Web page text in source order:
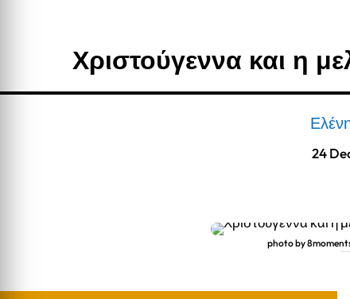
Χριστούγεννα και η
24
photo by